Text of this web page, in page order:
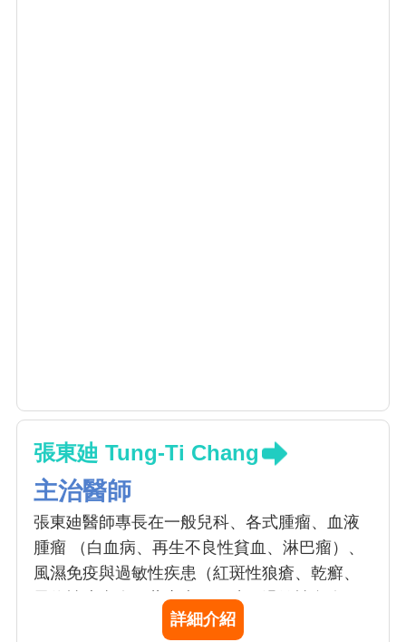
張東廸 Tung-Ti Chang
主治醫師
張東廸醫師專長在一般兒科、各式腫瘤、血液
腫瘤 （白血病、再生不良性貧血、淋巴瘤）、
風濕免疫與過敏性疾患（紅斑性狼瘡、乾癬、
異位性皮膚炎、蕁麻疹、氣喘、過敏性鼻炎）
等之疑難雜症。張東廸醫師強調：「陰平陽
詳細介紹